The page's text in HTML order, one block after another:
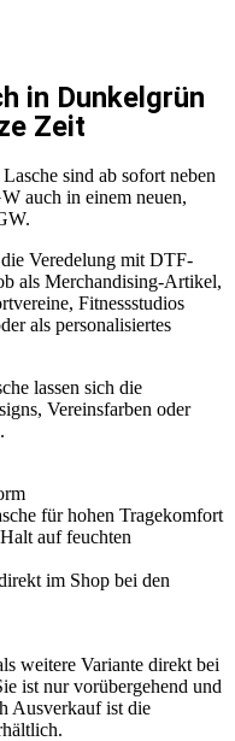
in Dunkelgrün
Zeit
sind ab sofort neben
auch in einem neuen,
Veredelung mit DTF-
als Merchandising-Artikel,
Fitnessstudios
als personalisiertes
lassen sich die
Vereinsfarben oder
für hohen Tragekomfort
auf feuchten
im Shop bei den
weitere Variante direkt bei
ist nur vorübergehend und
Ausverkauf ist die